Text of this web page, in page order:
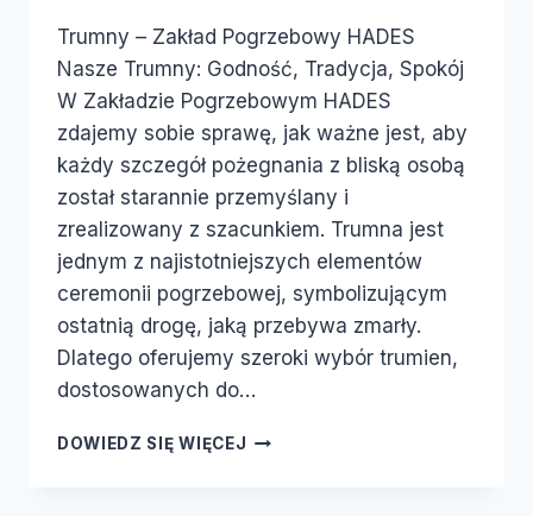
Trumny – Zakład Pogrzebowy HADES
Nasze Trumny: Godność, Tradycja, Spokój
W Zakładzie Pogrzebowym HADES
zdajemy sobie sprawę, jak ważne jest, aby
każdy szczegół pożegnania z bliską osobą
został starannie przemyślany i
zrealizowany z szacunkiem. Trumna jest
jednym z najistotniejszych elementów
ceremonii pogrzebowej, symbolizującym
ostatnią drogę, jaką przebywa zmarły.
Dlatego oferujemy szeroki wybór trumien,
dostosowanych do…
DOWIEDZ SIĘ WIĘCEJ